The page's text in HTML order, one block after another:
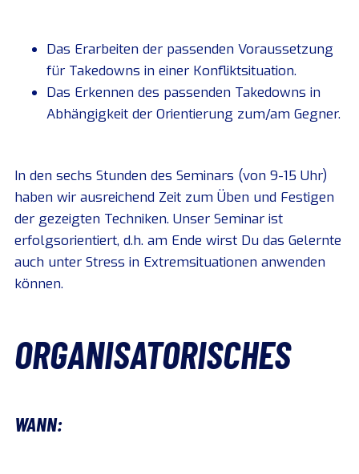
Das Erarbeiten der passenden Voraussetzung
für Takedowns in einer Konfliktsituation.
Das Erkennen des passenden Takedowns in
Abhängigkeit der Orientierung zum/am Gegner.
In den sechs Stunden des Seminars (von 9-15 Uhr)
haben wir ausreichend Zeit zum Üben und Festigen
der gezeigten Techniken. Unser Seminar ist
erfolgsorientiert, d.h. am Ende wirst Du das Gelernte
auch unter Stress in Extremsituationen anwenden
können.
ORGANISATORISCHES
WANN: